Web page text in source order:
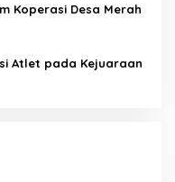
Koperasi Desa Merah
Atlet pada Kejuaraan